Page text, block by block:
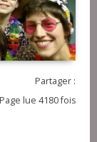
Partager :
Page lue 4180 fois